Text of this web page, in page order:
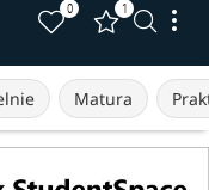
0 1
Matura